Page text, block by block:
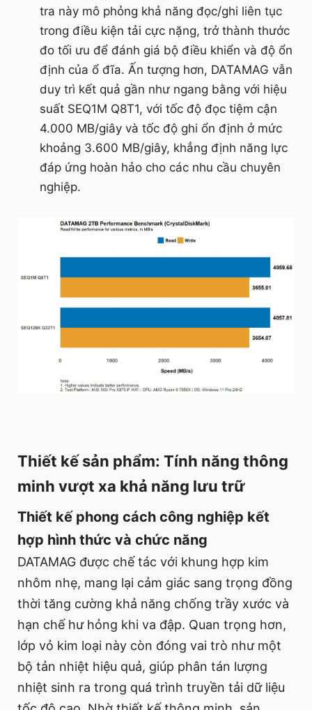
tra này mô phỏng khả năng đọc/ghi liên tục
trong điều kiện tải cực nặng, trở thành thước
đo tối ưu để đánh giá bộ điều khiển và độ ổn
định của ổ đĩa. Ấn tượng hơn, DATAMAG vẫn
duy trì kết quả gần như ngang bằng với hiệu
suất SEQ1M Q8T1, với tốc độ đọc tiệm cận
4.000 MB/giây và tốc độ ghi ổn định ở mức
khoảng 3.600 MB/giây, khẳng định năng lực
đáp ứng hoàn hảo cho các nhu cầu chuyên
nghiệp.
Thiết kế sản phẩm: Tính năng thông
minh vượt xa khả năng lưu trữ
Thiết kế phong cách công nghiệp kết
hợp hình thức và chức năng
DATAMAG được chế tác với khung hợp kim
nhôm nhẹ, mang lại cảm giác sang trọng đồng
thời tăng cường khả năng chống trầy xước và
hạn chế hư hỏng khi va đập. Quan trọng hơn,
lớp vỏ kim loại này còn đóng vai trò như một
bộ tản nhiệt hiệu quả, giúp phân tán lượng
nhiệt sinh ra trong quá trình truyền tải dữ liệu